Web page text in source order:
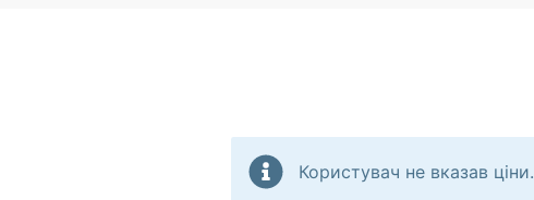
Користувач не вказав ціни.